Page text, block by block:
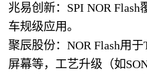
兆易创新：SPI NOR Flash
车规级应用。
聚辰股份：NOR Flash用
屏幕等，工艺升级（如